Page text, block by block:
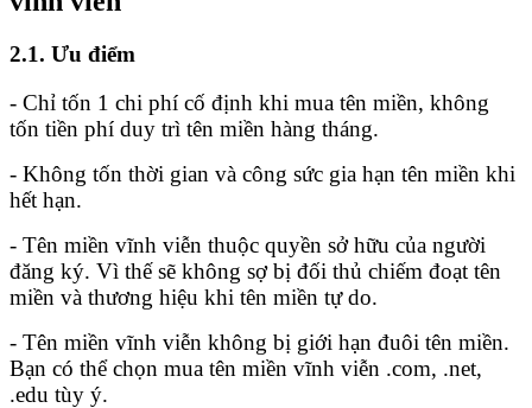
2.1. Ưu điểm
- Chỉ tốn 1 chi phí cố định khi mua tên miền, không
tốn tiền phí duy trì tên miền hàng tháng.
- Không tốn thời gian và công sức gia hạn tên miền khi
hết hạn.
- Tên miền vĩnh viễn thuộc quyền sở hữu của người
đăng ký. Vì thế sẽ không sợ bị đối thủ chiếm đoạt tên
miền và thương hiệu khi tên miền tự do.
- Tên miền vĩnh viễn không bị giới hạn đuôi tên miền.
Bạn có thể chọn mua tên miền vĩnh viễn .com, .net,
.edu tùy ý.